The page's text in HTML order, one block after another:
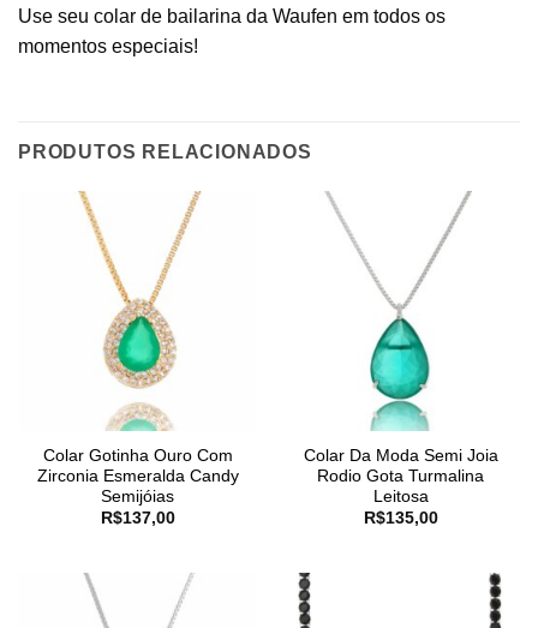
Use seu colar de bailarina da Waufen em todos os
momentos especiais!
PRODUTOS RELACIONADOS
Colar Gotinha Ouro Com
Zirconia Esmeralda Candy
Semijóias
R$137,00
Colar Da Moda Semi Joia
Rodio Gota Turmalina
Leitosa
R$135,00